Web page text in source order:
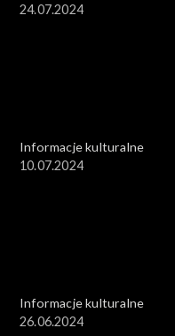
24.07.2024
Informacje kulturalne
10.07.2024
Informacje kulturalne
26.06.2024